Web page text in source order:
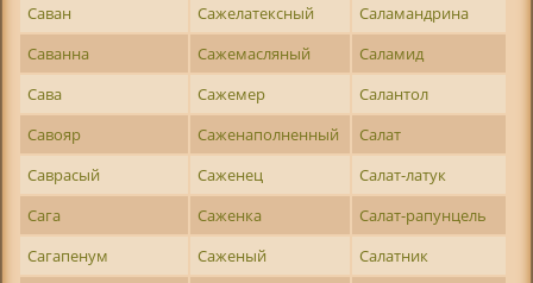
Саван
Сажелатексный
Саламандрина
Саванна
Сажемасляный
Саламид
Сава
Сажемер
Салантол
Савояр
Саженаполненный
Салат
Саврасый
Саженец
Салат-латук
Сага
Саженка
Салат-рапунцель
Сагапенум
Саженый
Салатник